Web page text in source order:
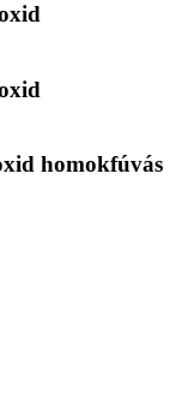
homokfúvás